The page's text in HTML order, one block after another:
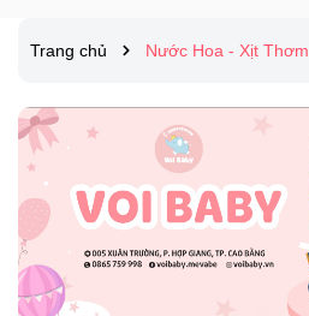
Trang chủ Nước Hoa - Xịt Thơm